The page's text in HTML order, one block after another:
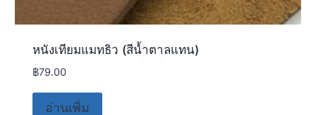
หนังเทียมแมทธิว (สีน้ำตาลแทน)
฿79.00
อ่านเพิ่ม